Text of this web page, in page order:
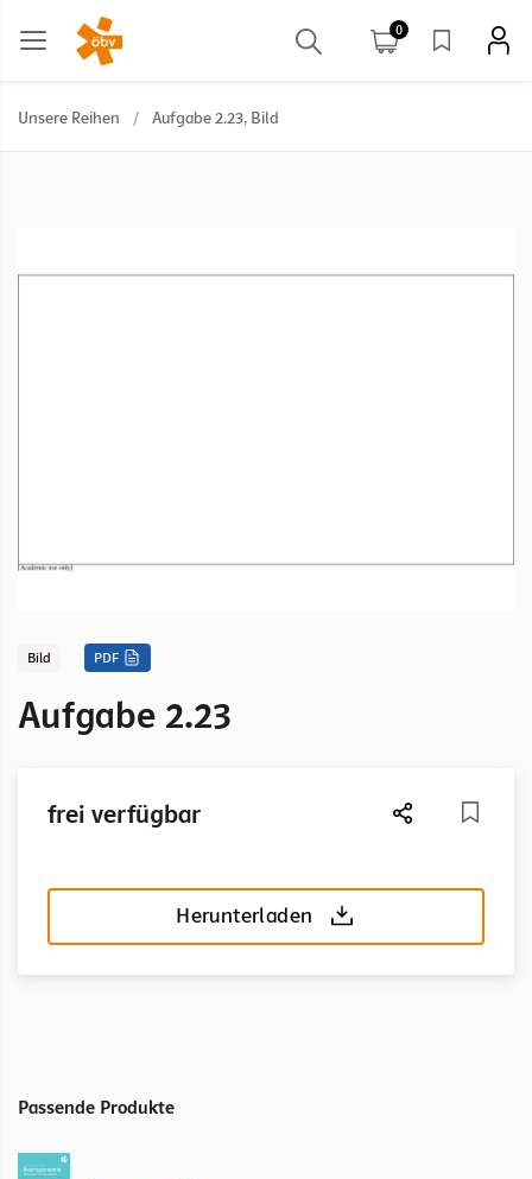
0
Unsere Reihen / Aufgabe 2.23, Bild
Bild PDF
Aufgabe 2.23
frei verfügbar
Herunterladen
Passende Produkte